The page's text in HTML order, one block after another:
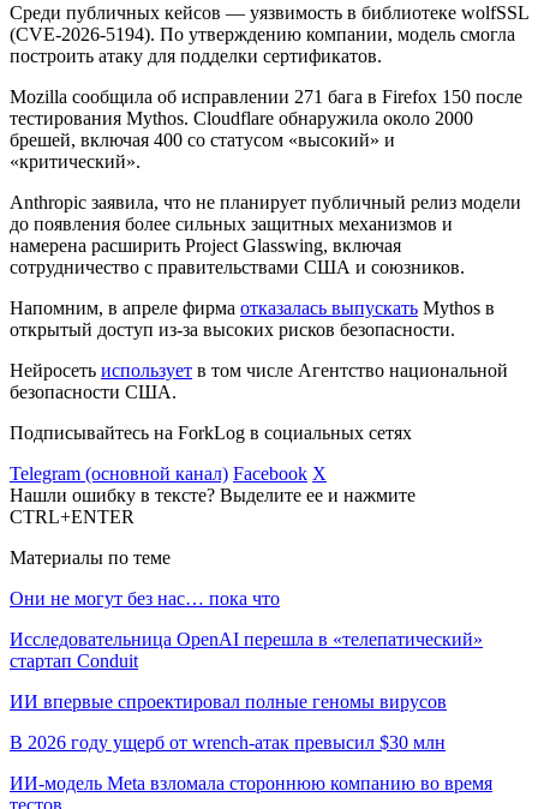
Среди публичных кейсов — уязвимость в библиотеке wolfSSL
(CVE-2026-5194). По утверждению компании, модель смогла
построить атаку для подделки сертификатов.
Mozilla сообщила об исправлении 271 бага в Firefox 150 после
тестирования Mythos. Cloudflare обнаружила около 2000
брешей, включая 400 со статусом «высокий» и
«критический».
Anthropic заявила, что не планирует публичный релиз модели
до появления более сильных защитных механизмов и
намерена расширить Project Glasswing, включая
сотрудничество с правительствами США и союзников.
Напомним, в апреле фирма отказалась выпускать Mythos в
открытый доступ из-за высоких рисков безопасности.
Нейросеть использует в том числе Агентство национальной
безопасности США.
Подписывайтесь на ForkLog в социальных сетях
Telegram (основной канал) Facebook X
Нашли ошибку в тексте? Выделите ее и нажмите
CTRL+ENTER
Материалы по теме
Они не могут без нас… пока что
Исследовательница OpenAI перешла в «телепатический»
стартап Conduit
ИИ впервые спроектировал полные геномы вирусов
В 2026 году ущерб от wrench-атак превысил $30 млн
ИИ-модель Meta взломала стороннюю компанию во время
тестов